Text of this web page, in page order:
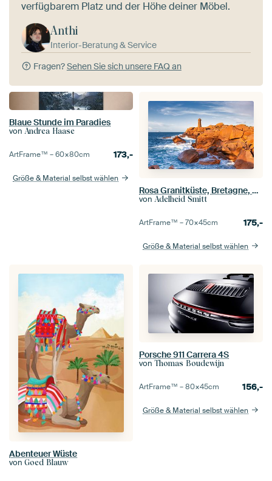
verfügbarem Platz und der Höhe deiner Möbel.
Anthi
Interior-Beratung & Service
Fragen?Sehen Sie sich unsere FAQ an
Blaue Stunde im Paradies
von Andrea Haase
ArtFrame™ –60×80cm 173,-
Größe & Material selbst wählen
Rosa Granitküste, Bretagne, Frankreich
von Adelheid Smitt
ArtFrame™ –70×45cm 175,-
Größe & Material selbst wählen
Abenteuer Wüste
von Goed Blauw
Porsche 911 Carrera 4S
von Thomas Boudewijn
ArtFrame™ –80×45cm 156,-
Größe & Material selbst wählen